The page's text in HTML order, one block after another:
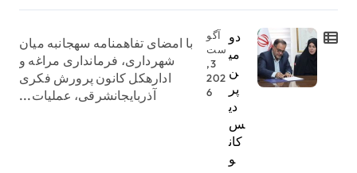
دو
می
ن
پر
دی
س
کان
و
آگو
ست
3,
202
6
با امضای تفاهمنامه سهجانبه میان
شهرداری، فرمانداری مراغه و
ادارهکل کانون پرورش فکری
آذربایجانشرقی، عملیات...